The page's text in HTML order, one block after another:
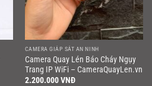
CAMERA GIÁP SÁT AN NINH
Camera Quay Lén Báo Cháy Ngụy
Trang IP WiFi – CameraQuayLen.vn
2.200.000VNĐ